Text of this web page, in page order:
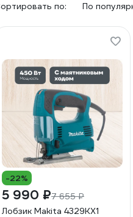
по: По
-22%
5 990 ₽7 655 ₽
Лобзик Makita 4329KX1